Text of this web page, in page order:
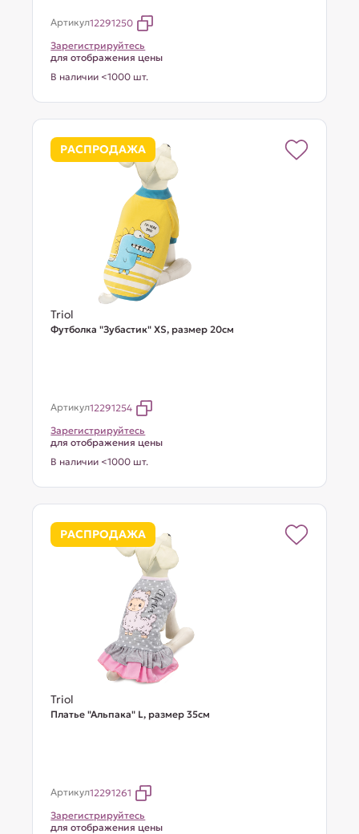
Артикул12291250
Зарегистрируйтесь
для отображения цены
В наличии <1000 шт.
РАСПРОДАЖА
Triol
Футболка "Зубастик" XS, размер 20см
Артикул12291254
Зарегистрируйтесь
для отображения цены
В наличии <1000 шт.
РАСПРОДАЖА
Triol
Платье "Альпака" L, размер 35см
Артикул12291261
Зарегистрируйтесь
для отображения цены